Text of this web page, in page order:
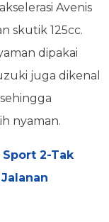
Avenis
skutik 125cc.
dipakai
juga dikenal
nyaman.
Sport 2-Tak